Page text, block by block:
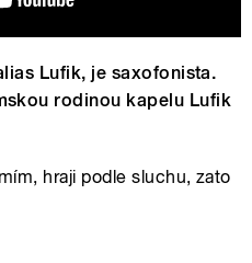
Lufik, je saxofonista.
rodinou kapelu Lufik
hraji podle sluchu, zato